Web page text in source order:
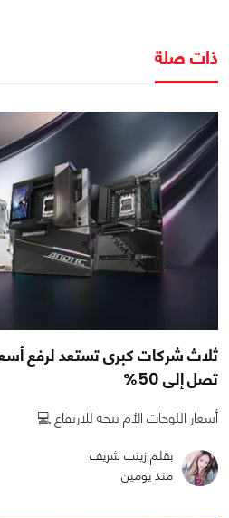
ذات صلة
ثلاث شركات كبرى تستعد لرفع
تصل إلى 50%
أسعار اللوحات الأم تتجه للارتفاع 💻
بقلم زينب شريف
منذ يومين